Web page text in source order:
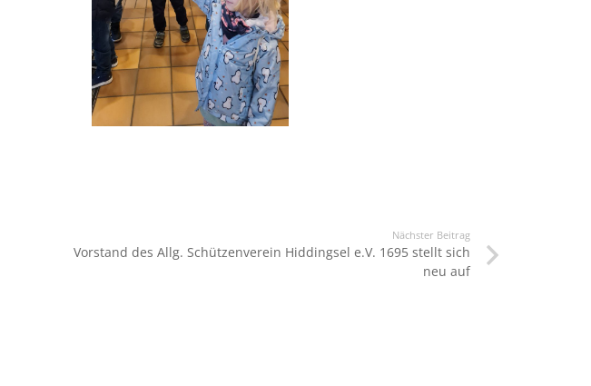
Nächster Beitrag
Vorstand des Allg. Schützenverein Hiddingsel e.V. 1695 stellt sich
neu auf